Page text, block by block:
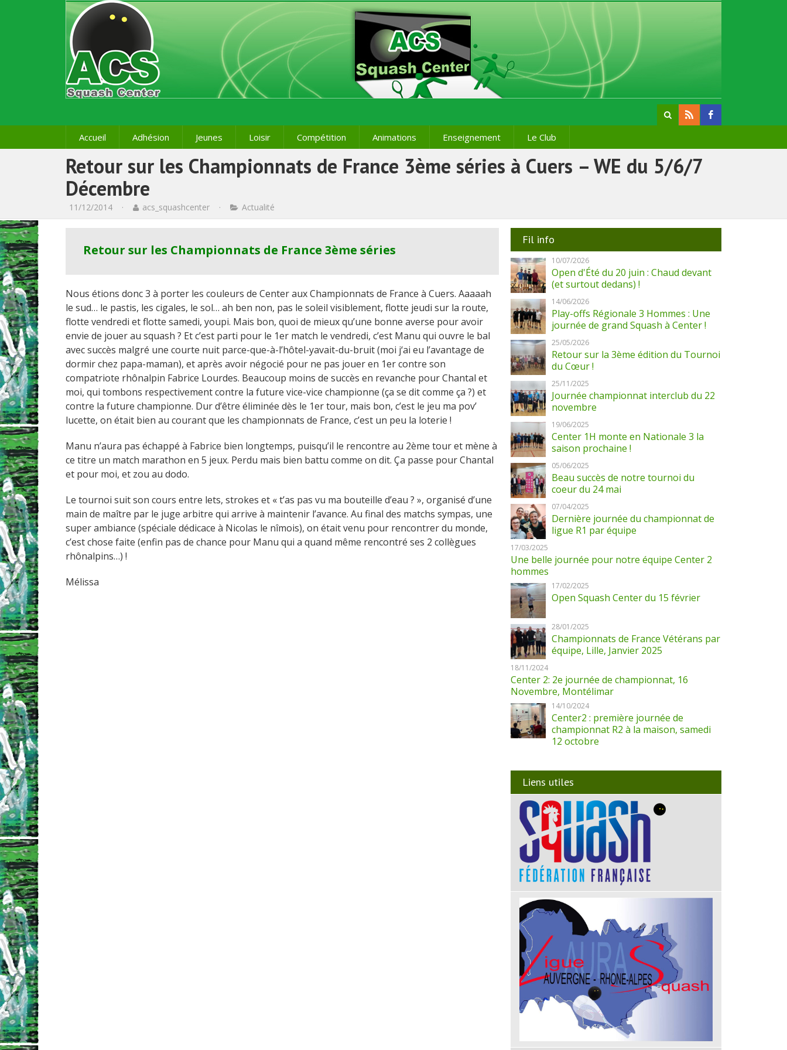
Accueil Adhésion Jeunes Loisir Compétition Animations Enseignement Le Club
Retour sur les Championnats de France 3ème séries à Cuers – WE du 5/6/7
Décembre
11/12/2014 · acs_squashcenter · Actualité
Retour sur les Championnats de France 3ème séries
Nous étions donc 3 à porter les couleurs de Center aux Championnats de France à Cuers. Aaaaah
le sud… le pastis, les cigales, le sol… ah ben non, pas le soleil visiblement, flotte jeudi sur la route,
flotte vendredi et flotte samedi, youpi. Mais bon, quoi de mieux qu’une bonne averse pour avoir
envie de jouer au squash ? Et c’est parti pour le 1er match le vendredi, c’est Manu qui ouvre le bal
avec succès malgré une courte nuit parce-que-à-l’hôtel-yavait-du-bruit (moi j‘ai eu l’avantage de
dormir chez papa-maman), et après avoir négocié pour ne pas jouer en 1er contre son
compatriote rhônalpin Fabrice Lourdes. Beaucoup moins de succès en revanche pour Chantal et
moi, qui tombons respectivement contre la future vice-vice championne (ça se dit comme ça ?) et
contre la future championne. Dur d’être éliminée dès le 1er tour, mais bon, c’est le jeu ma pov’
lucette, on était bien au courant que les championnats de France, c’est un peu la loterie !
Manu n’aura pas échappé à Fabrice bien longtemps, puisqu’il le rencontre au 2ème tour et mène à
ce titre un match marathon en 5 jeux. Perdu mais bien battu comme on dit. Ça passe pour Chantal
et pour moi, et zou au dodo.
Le tournoi suit son cours entre lets, strokes et « t’as pas vu ma bouteille d’eau ? », organisé d’une
main de maître par le juge arbitre qui arrive à maintenir l’avance. Au final des matchs sympas, une
super ambiance (spéciale dédicace à Nicolas le nîmois), on était venu pour rencontrer du monde,
c’est chose faite (enfin pas de chance pour Manu qui a quand même rencontré ses 2 collègues
rhônalpins…) !
Mélissa
Fil info
10/07/2026
Open d'Été du 20 juin : Chaud devant
(et surtout dedans) !
14/06/2026
Play-offs Régionale 3 Hommes : Une
journée de grand Squash à Center !
25/05/2026
Retour sur la 3ème édition du Tournoi
du Cœur !
25/11/2025
Journée championnat interclub du 22
novembre
19/06/2025
Center 1H monte en Nationale 3 la
saison prochaine !
05/06/2025
Beau succès de notre tournoi du
coeur du 24 mai
07/04/2025
Dernière journée du championnat de
ligue R1 par équipe
17/03/2025
Une belle journée pour notre équipe Center 2
hommes
17/02/2025
Open Squash Center du 15 février
28/01/2025
Championnats de France Vétérans par
équipe, Lille, Janvier 2025
18/11/2024
Center 2: 2e journée de championnat, 16
Novembre, Montélimar
14/10/2024
Center2 : première journée de
championnat R2 à la maison, samedi
12 octobre
Liens utiles